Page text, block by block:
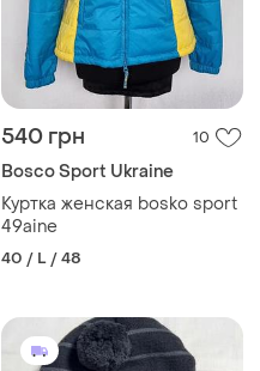
540 грн 10
Bosco Sport Ukraine
Куртка женская bosko sport
49aine
40 / L / 48